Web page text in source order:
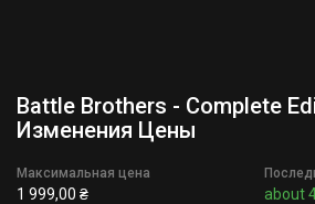
Battle Brothers - Complete
Изменения Цены
Максимальная цена
1 999,00 ₴ about